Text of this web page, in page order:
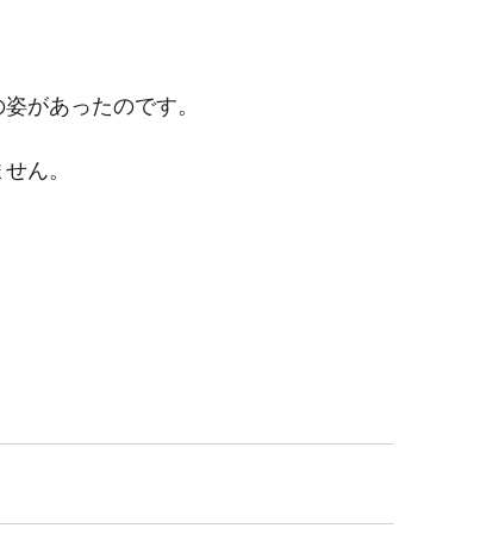
があったのです。
ん。